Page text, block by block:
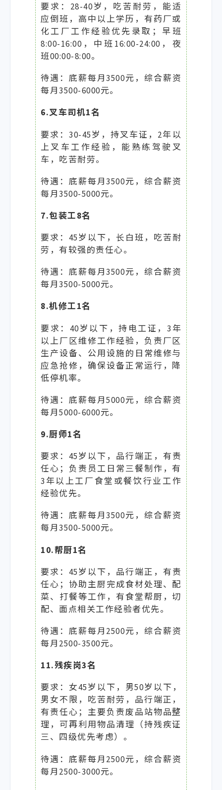
要求：28-40岁，吃苦耐劳，能适
应倒班，高中以上学历，有药厂或
化工厂工作经验优先录取；早班
8:00-16:00，中班16:00-24:00，夜
班00:00-8:00。
待遇：底薪每月3500元，综合薪资
每月3500-6000元。
6.叉车司机1名
要求：30-45岁，持叉车证，2年以
上叉车工作经验，能熟练驾驶叉
车，吃苦耐劳。
待遇：底薪每月3500元，综合薪资
每月3500-5000元。
7.包装工8名
要求：45岁以下，长白班，吃苦耐
劳，有较强的责任心。
待遇：底薪每月3500元，综合薪资
每月3500-5000元。
8.机修工1名
要求：40岁以下，持电工证，3年
以上厂区维修工作经验，负责厂区
生产设备、公用设施的日常维修与
应急抢修，确保设备正常运行，降
低停机率。
待遇：底薪每月5000元，综合薪资
每月5000-6000元。
9.厨师1名
要求：45岁以下，品行端正，有责
任心；负责员工日常三餐制作，有
3年以上工厂食堂或餐饮行业工作
经验优先。
待遇：底薪每月3500元，综合薪资
每月3500-5000元。
10.帮厨1名
要求：45岁以下，品行端正，有责
任心；协助主厨完成食材处理、配
菜、打餐等工作，有食堂帮厨，切
配、面点相关工作经验者优先。
待遇：底薪每月2500元，综合薪资
每月2500-3500元。
11.残疾岗3名
要求：女45岁以下，男50岁以下，
男女不限，吃苦耐劳，品行端正，
有责任心；主要负责废品站物品整
理，可再利用物品清理（持残疾证
三、四级优先考虑）。
待遇：底薪每月2500元，综合薪资
每月2500-3000元。